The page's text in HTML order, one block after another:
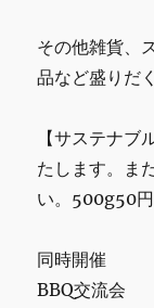
その他雑貨、
品など盛りだ
【サステナ
たします。ま
い。500g50円
同時開催
BBQ交流会